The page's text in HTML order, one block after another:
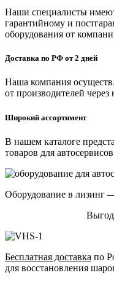
Наши специалисты
гарантийному и
оборудования от
Доставка по РФ от 2 дней
Наша компания
от производителей
Широкий ассортимент
В нашем каталоге
товаров для
Оборудование в лизинг
Бесплатная доставка по
для восстановления